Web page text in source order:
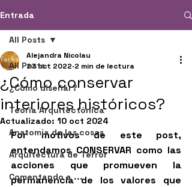
Entrada
All Posts
¿Cómo diseñar?
Teoría Arquitectónica
Anatomía de las cosas
Arquitectura de Terror
Comentando a ...
All Posts
¿Cómo conservar
interiores históricos?
Alejandra Nicolau
23 oct 2022 2 min de lectura
Actualizado: 10 oct 2024
Por motivos de este post,
entendamos CONSERVAR como las
acciones que promueven la
permanencia de los valores que